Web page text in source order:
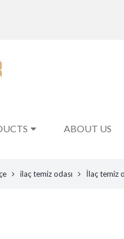
ABOUT US
ilaç temiz odası İlaç temiz